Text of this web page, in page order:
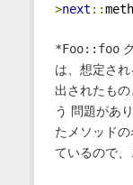
>next ::
*Foo::foo
は、想定され
出されたも
う 問題があ
たメソッド
ているので、